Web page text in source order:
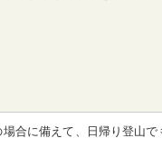
合に備えて、日帰り登山